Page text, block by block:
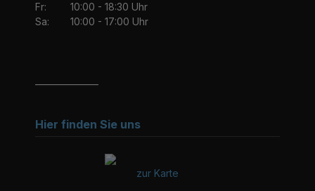
Fr:
10:00 - 18:30 Uhr
Sa:
10:00 - 17:00 Uhr
Hier finden Sie uns
zur Karte